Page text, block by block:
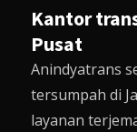
Kantor
Pusat
Anindyatrans
tersumpah di
layanan